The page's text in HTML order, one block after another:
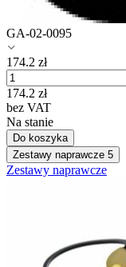
GA-02-0095
174.2 zł
174.2 zł
bez VAT
Na stanie
Do koszyka
Zestawy naprawcze 5
Zestawy naprawcze